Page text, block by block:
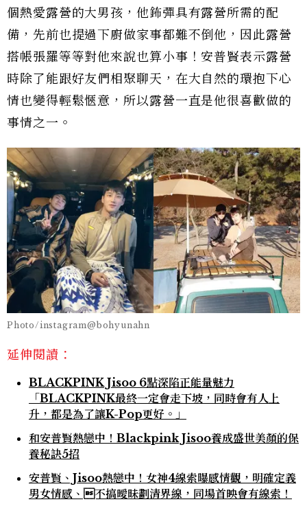
個熱愛露營的大男孩，他鈽彈具有露營所需的配
備，先前也提過下廚做家事都難不倒他，因此露營
搭帳張羅等等對他來說也算小事！安普賢表示露營
時除了能跟好友們相聚聊天，在大自然的環抱下心
情也變得輕鬆愜意，所以露營一直是他很喜歡做的
事情之一。
Photo/instagram@bohyunahn
延伸閱讀：
BLACKPINK Jisoo 6點深陷正能量魅力
「BLACKPINK最終一定會走下坡，同時會有人上
升，都是為了讓K-Pop更好。」
和安普賢熱戀中！Blackpink Jisoo養成盛世美顏的保
養秘訣5招
安普賢、Jisoo熱戀中！女神4線索曝感情觀，明確定義
男女情感、不搞曖昧劃清界線，同場首映會有線索！